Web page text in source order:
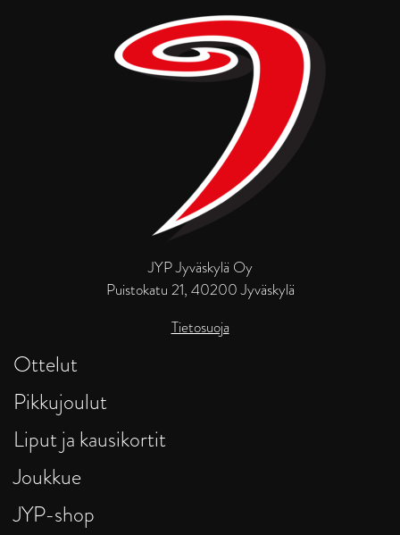
JYP Jyväskylä Oy
Puistokatu 21, 40200 Jyväskylä
Tietosuoja
Ottelut
Pikkujoulut
Liput ja kausikortit
Joukkue
JYP-shop